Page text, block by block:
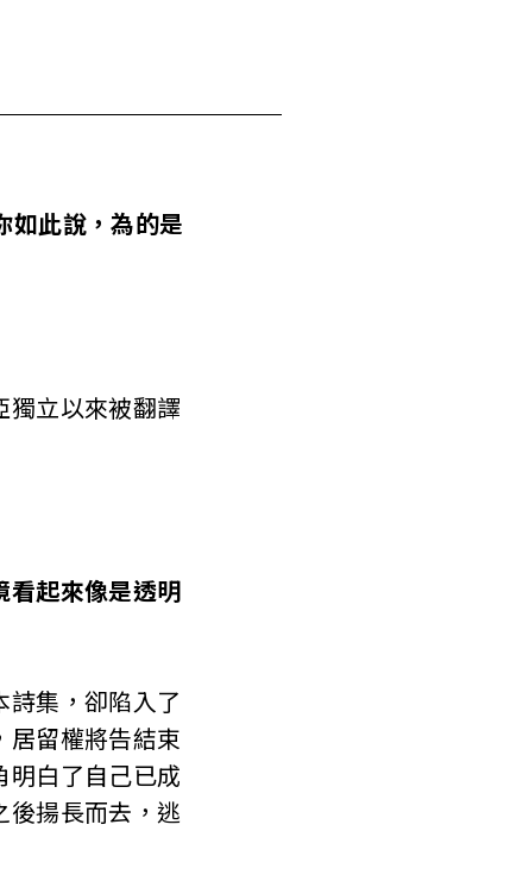
此說，為的是
獨立以來被翻譯
看起來像是透明
集，卻陷入了
居留權將告結束
明白了自己已成
後揚長而去，逃